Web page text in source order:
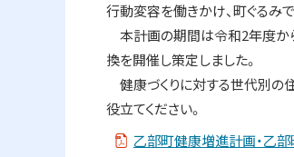
行動変容を働きかけ、町ぐるみ
本計画の期間は令和2年度か
換を開催し策定しました。
健康づくりに対する世代別の
役立てください。
乙部町健康増進計画・乙